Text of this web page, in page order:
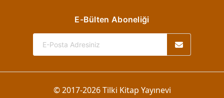
E-Bülten Aboneliği
© 2017-2026 Tilki Kitap Yayınevi